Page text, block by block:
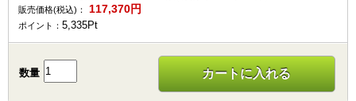
販売価格(税込)： 117,370円
ポイント： 5,335Pt
数量 カートに入れる